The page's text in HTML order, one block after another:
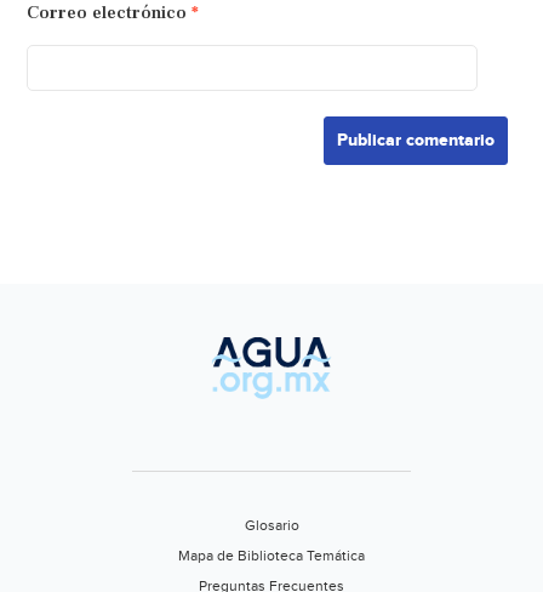
Correo electrónico *
Glosario
Mapa de Biblioteca Temática
Preguntas Frecuentes